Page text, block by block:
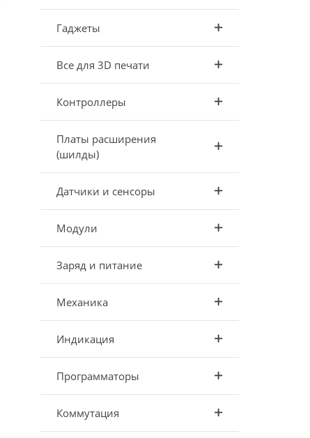
Гаджеты
Все для 3D печати
Контроллеры
Платы расширения
(шилды)
Датчики и сенсоры
Модули
Заряд и питание
Механика
Индикация
Программаторы
Коммутация